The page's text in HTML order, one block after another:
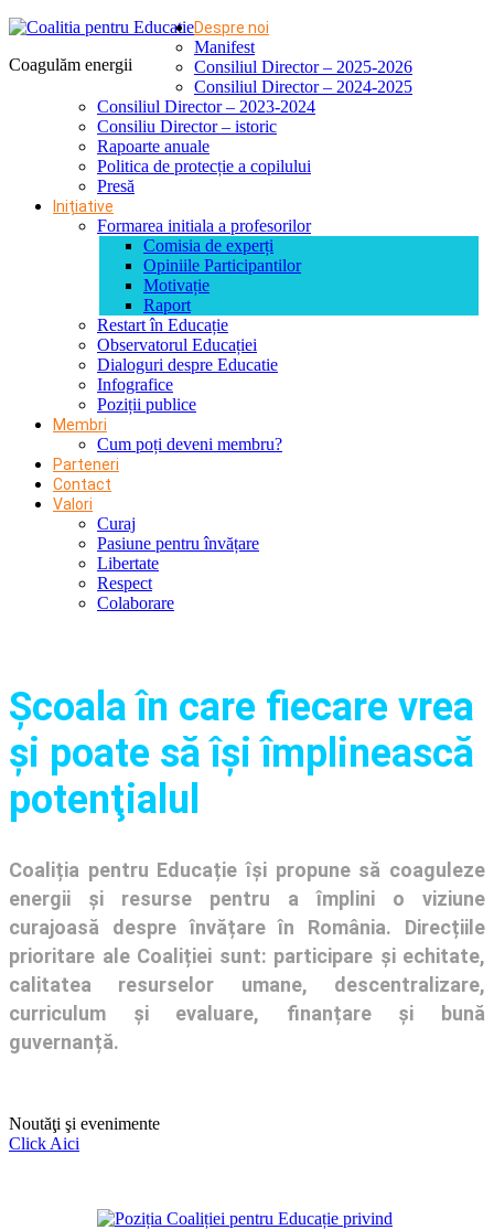
Coagulăm energii
Despre noi
Manifest
Consiliul Director – 2025-2026
Consiliul Director – 2024-2025
Consiliul Director – 2023-2024
Consiliu Director – istoric
Rapoarte anuale
Politica de protecție a copilului
Presă
Inițiative
Formarea initiala a profesorilor
Comisia de experți
Opiniile Participantilor
Motivație
Raport
Restart în Educație
Observatorul Educației
Dialoguri despre Educatie
Infografice
Poziții publice
Membri
Cum poți deveni membru?
Parteneri
Contact
Valori
Curaj
Pasiune pentru învățare
Libertate
Respect
Colaborare
Şcoala în care fiecare vrea
și poate să își împlinească
potenţialul
Coaliția pentru Educație își propune să coaguleze
energii și resurse pentru a împlini o viziune
curajoasă despre învățare în România. Direcțiile
prioritare ale Coaliției sunt: participare și echitate,
calitatea resurselor umane, descentralizare,
curriculum și evaluare, finanțare și bună
guvernanță.
Noutăţi şi evenimente
Click Aici